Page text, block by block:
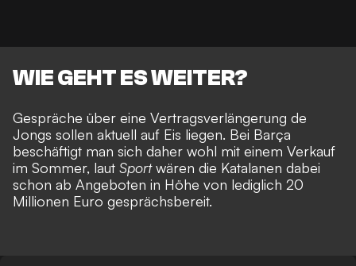
WIE GEHT ES WEITER?
Gespräche über eine Vertragsverlängerung de
Jongs sollen aktuell auf Eis liegen. Bei Barça
beschäftigt man sich daher wohl mit einem Verkauf
im Sommer, laut Sportwären die Katalanen dabei
schon ab Angeboten in Höhe von lediglich 20
Millionen Euro gesprächsbereit.